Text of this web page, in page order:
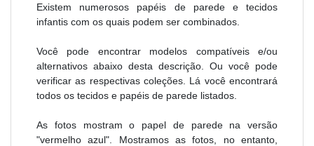
Existem numerosos papéis de parede e tecidos
infantis com os quais podem ser combinados.
Você pode encontrar modelos compatíveis e/ou
alternativos abaixo desta descrição. Ou você pode
verificar as respectivas coleções. Lá você encontrará
todos os tecidos e papéis de parede listados.
As fotos mostram o papel de parede na versão
"vermelho azul". Mostramos as fotos, no entanto,